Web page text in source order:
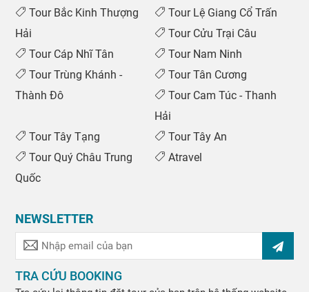
Tour Bắc Kinh Thượng
Hải
Tour Lệ Giang Cổ Trấn
Tour Cửu Trại Câu
Tour Cáp Nhĩ Tân
Tour Nam Ninh
Tour Trùng Khánh -
Thành Đô
Tour Tân Cương
Tour Cam Túc - Thanh
Hải
Tour Tây Tạng
Tour Tây An
Tour Quý Châu Trung
Quốc
Atravel
NEWSLETTER
TRA CỨU BOOKING